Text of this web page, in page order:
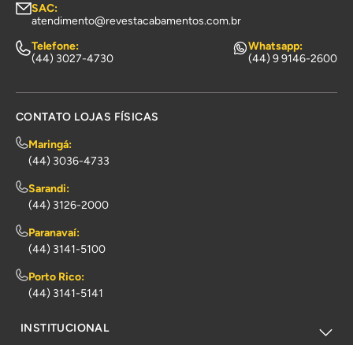
SAC:
atendimento@revestacabamentos.com.br
Telefone:
(44) 3027-4730
Whatsapp:
(44) 9 9146-2600
CONTATO LOJAS FÍSICAS
Maringá:
(44) 3036-4733
Sarandi:
(44) 3126-2000
Paranavaí:
(44) 3141-5100
Porto Rico:
(44) 3141-5141
INSTITUCIONAL